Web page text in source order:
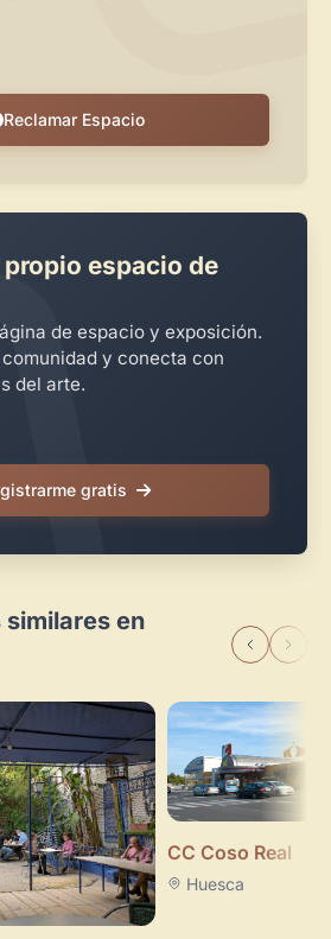
Reclamar Espacio
espacio de
de espacio y exposición.
y conecta con
del arte.
gratis
en
CC Coso Real
Huesca